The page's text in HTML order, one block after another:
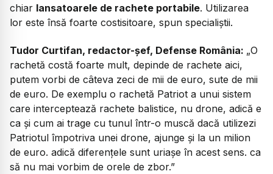
chiar lansatoarele de rachete portabile. Utilizarea
lor este însă foarte costisitoare, spun specialiștii.
Tudor Curtifan, redactor-șef, Defense România: „O
rachetă costă foarte mult, depinde de rachete aici,
putem vorbi de câteva zeci de mii de euro, sute de mii
de euro. De exemplu o rachetă Patriot a unui sistem
care interceptează rachete balistice, nu drone, adică e
ca și cum ai trage cu tunul într-o muscă dacă utilizezi
Patriotul împotriva unei drone, ajunge și la un milion
de euro. adică diferențele sunt uriașe în acest sens. ca
să nu mai vorbim de orele de zbor.”